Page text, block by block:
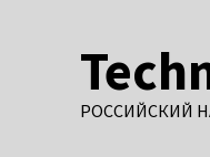
содержимому
РОССИЙСКИЙ